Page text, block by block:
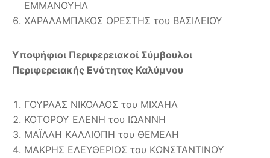
ΕΜΜΑΝΟΥΗΛ
ΧΑΡΑΛΑΜΠΑΚΟΣ ΟΡΕΣΤΗΣ του ΒΑΣΙΛΕΙΟΥ
Υποψήφιοι Περιφερειακοί Σύμβουλοι
Περιφερειακής Ενότητας Καλύμνου
ΓΟΥΡΛΑΣ ΝΙΚΟΛΑΟΣ του ΜΙΧΑΗΛ
ΚΟΤΟΡΟΥ ΕΛΕΝΗ του ΙΩΑΝΝΗ
ΜΑΪΛΛΗ ΚΑΛΛΙΟΠΗ του ΘΕΜΕΛΗ
ΜΑΚΡΗΣ ΕΛΕΥΘΕΡΙΟΣ του ΚΩΝΣΤΑΝΤΙΝΟΥ